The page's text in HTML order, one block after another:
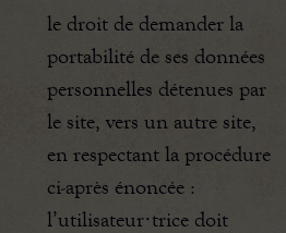
le droit de demander la
portabilité de ses données
personnelles détenues par
le site, vers un autre site,
en respectant la procédure
ci-après énoncée :
l’utilisateur·trice doit